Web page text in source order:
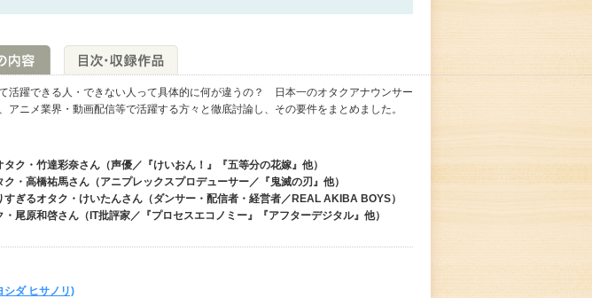
活躍できる人・できない人って具体的に何が違うの？ 日本一のオタクアナウンサー
アニメ業界・動画配信等で活躍する方々と徹底討論し、その要件をまとめました。
ク・竹達彩奈さん（声優／『けいおん！』『五等分の花嫁』他）
・高橋祐馬さん（アニプレックスプロデューサー／『鬼滅の刃』他）
すぎるオタク・けいたんさん（ダンサー・配信者・経営者／REAL AKIBA BOYS）
尾原和啓さん（IT批評家／『プロセスエコノミー』『アフターデジタル』他）
ダ ヒサノリ)